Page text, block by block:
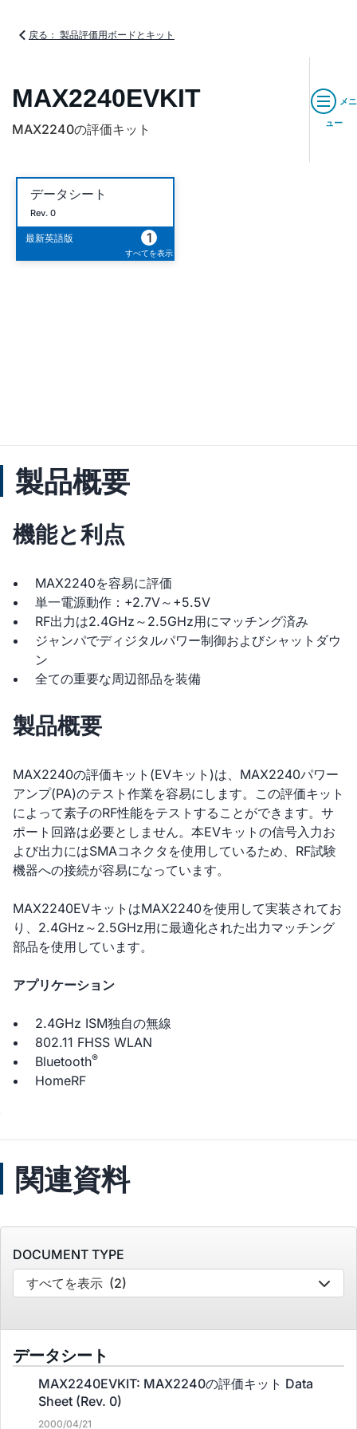
戻る： 製品評価用ボードとキット
MAX2240EVKIT
MAX2240の評価キット
メニ
ュー
データシート
Rev. 0
最新英語版 1
すべてを表示
製品概要
機能と利点
MAX2240を容易に評価
単一電源動作：+2.7V～+5.5V
RF出力は2.4GHz～2.5GHz用にマッチング済み
ジャンパでディジタルパワー制御およびシャットダウ
ン
全ての重要な周辺部品を装備
製品概要
MAX2240の評価キット(EVキット)は、MAX2240パワー
アンプ(PA)のテスト作業を容易にします。この評価キット
によって素子のRF性能をテストすることができます。サ
ポート回路は必要としません。本EVキットの信号入力お
よび出力にはSMAコネクタを使用しているため、RF試験
機器への接続が容易になっています。
MAX2240EVキットはMAX2240を使用して実装されてお
り、2.4GHz～2.5GHz用に最適化された出力マッチング
部品を使用しています。
アプリケーション
2.4GHz ISM独自の無線
802.11 FHSS WLAN
Bluetooth®
HomeRF
関連資料
DOCUMENT TYPE
すべてを表示 (2)
データシート
MAX2240EVKIT: MAX2240の評価キット Data
Sheet (Rev. 0)
2000/04/21